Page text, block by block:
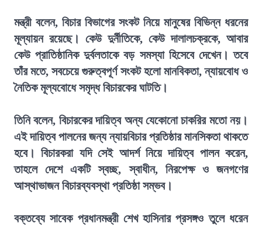
মন্ত্রী বলেন, বিচার বিভাগের সংকট নিয়ে মানুষের বিভিন্ন ধরনের
মূল্যায়ন রয়েছে। কেউ দুর্নীতিকে, কেউ দালালচক্রকে, আবার
কেউ প্রাতিষ্ঠানিক দুর্বলতাকে বড় সমস্যা হিসেবে দেখেন। তবে
তাঁর মতে, সবচেয়ে গুরুত্বপূর্ণ সংকট হলো মানবিকতা, ন্যায়বোধ ও
নৈতিক মূল্যবোধে সমৃদ্ধ বিচারকের ঘাটতি।
তিনি বলেন, বিচারকের দায়িত্ব অন্য যেকোনো চাকরির মতো নয়।
এই দায়িত্ব পালনের জন্য ন্যায়বিচার প্রতিষ্ঠার মানসিকতা থাকতে
হবে। বিচারকরা যদি সেই আদর্শ নিয়ে দায়িত্ব পালন করেন,
তাহলে দেশে একটি স্বচ্ছ, স্বাধীন, নিরপেক্ষ ও জনগণের
আস্থাভাজন বিচারব্যবস্থা প্রতিষ্ঠা সম্ভব।
বক্তব্যে সাবেক প্রধানমন্ত্রী শেখ হাসিনার প্রসঙ্গও তুলে ধরেন